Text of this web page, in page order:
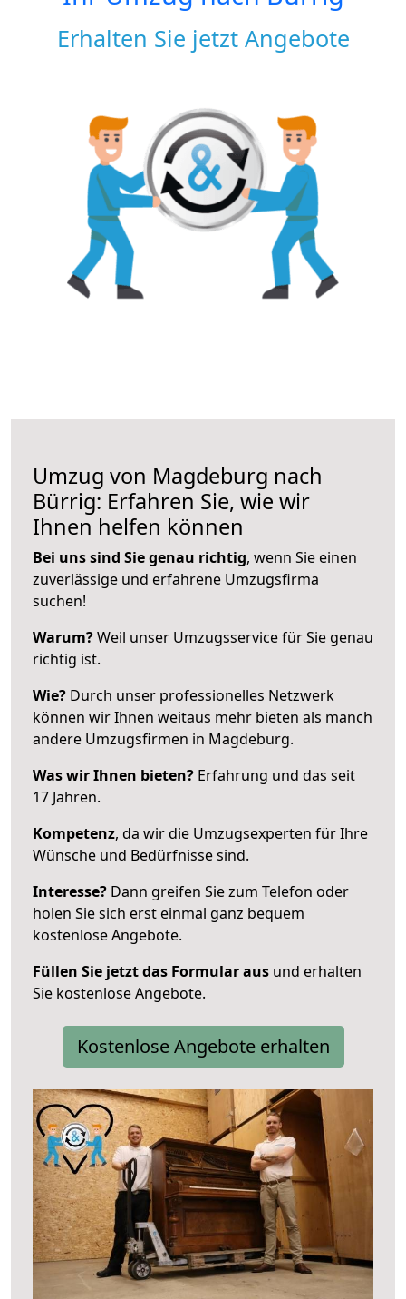
Erhalten Sie jetzt Angebote
Umzug von Magdeburg nach
Bürrig: Erfahren Sie, wie wir
Ihnen helfen können
Bei uns sind Sie genau richtig, wenn Sie einen
zuverlässige und erfahrene Umzugsfirma
suchen!
Warum?Weil unser Umzugsservice für Sie genau
richtig ist.
Wie? Durch unser professionelles Netzwerk
können wir Ihnen weitaus mehr bieten als manch
andere Umzugsfirmen in Magdeburg.
Was wir Ihnen bieten? Erfahrung und das seit
17 Jahren.
Kompetenz, da wir die Umzugsexperten für Ihre
Wünsche und Bedürfnisse sind.
Interesse? Dann greifen Sie zum Telefon oder
holen Sie sich erst einmal ganz bequem
kostenlose Angebote.
Füllen Sie jetzt das Formular aus und erhalten
Sie kostenlose Angebote.
Kostenlose Angebote erhalten